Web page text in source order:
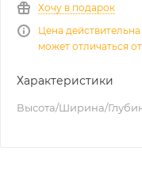
Хочу в подарок
Цена
может отличаться
Характеристики
Высота/Ширина/